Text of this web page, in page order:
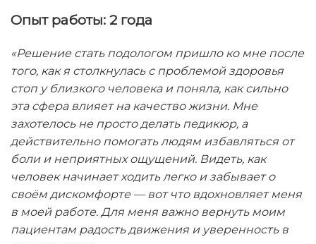
Опыт работы: 2 года
«Решение стать подологом пришло ко мне после
того, как я столкнулась с проблемой здоровья
стоп у близкого человека и поняла, как сильно
эта сфера влияет на качество жизни. Мне
захотелось не просто делать педикюр, а
действительно помогать людям избавляться от
боли и неприятных ощущений. Видеть, как
человек начинает ходить легко и забывает о
своём дискомфорте — вот что вдохновляет меня
в моей работе. Для меня важно вернуть моим
пациентам радость движения и уверенность в